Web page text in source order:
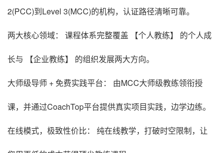
2(PCC)到Level 3(MCC)的机构，认证路径清晰可靠。
两大核心领域： 课程体系完整覆盖 【个人教练】 的个人成
长与 【企业教练】 的组织发展两大方向。
大师级导师 + 免费实践平台： 由MCC大师级教练领衔授
课，并通过CoachTop平台提供真实项目实践，边学边练。
在线模式，极致性价比： 纯在线教学，打破时空限制，让